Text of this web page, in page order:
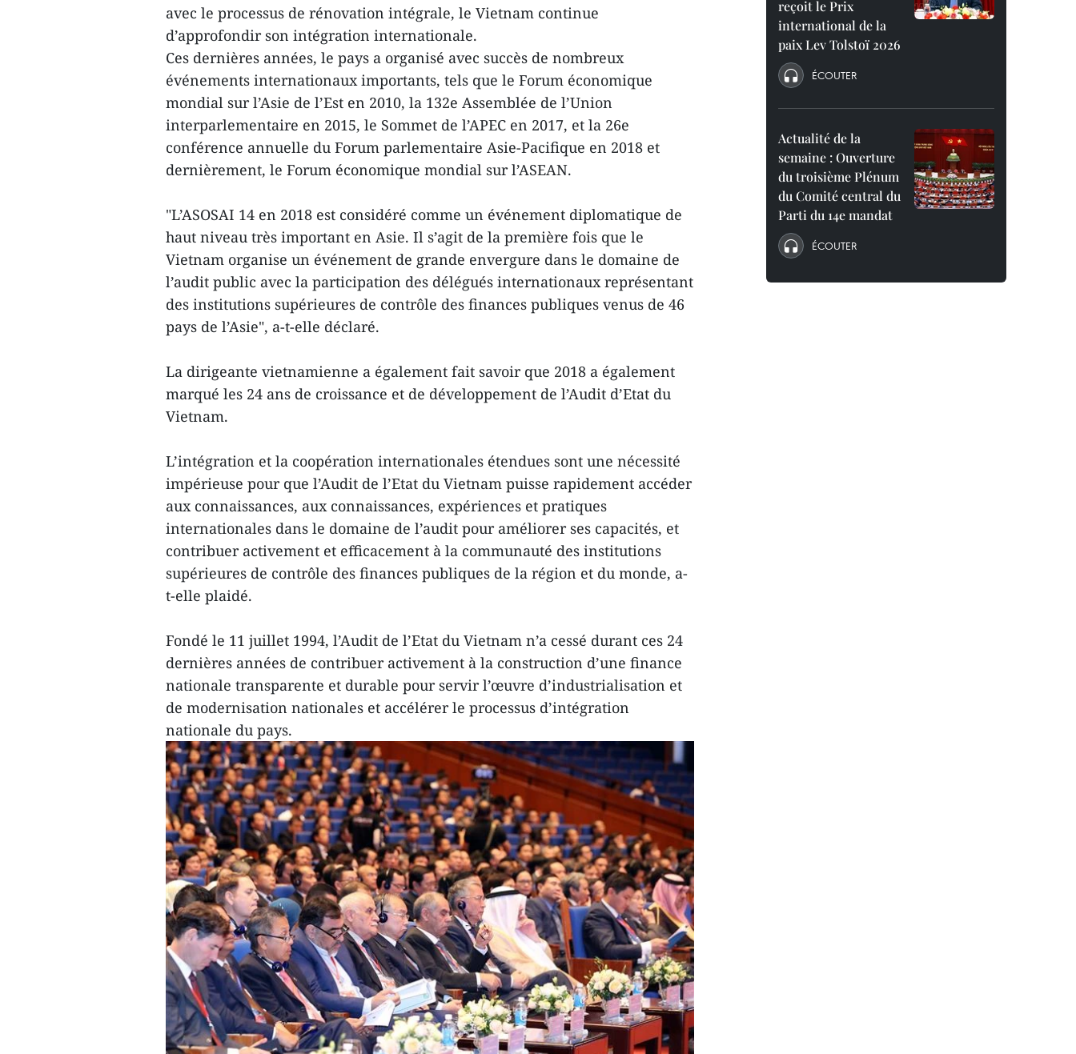
avec le processus de rénovation intégrale, le Vietnam continue
d’approfondir son intégration internationale.
Ces dernières années, le pays a organisé avec succès de nombreux
événements internationaux importants, tels que le Forum économique
mondial sur l’Asie de l’Est en 2010, la 132e Assemblée de l’Union
interparlementaire en 2015, le Sommet de l’APEC en 2017, et la 26e
conférence annuelle du Forum parlementaire Asie-Pacifique en 2018 et
dernièrement, le Forum économique mondial sur l’ASEAN.
"L’ASOSAI 14 en 2018 est considéré comme un événement diplomatique de
haut niveau très important en Asie. Il s’agit de la première fois que le
Vietnam organise un événement de grande envergure dans le domaine de
l’audit public avec la participation des délégués internationaux représentant
des institutions supérieures de contrôle des finances publiques venus de 46
pays de l’Asie", a-t-elle déclaré.
La dirigeante vietnamienne a également fait savoir que 2018 a également
marqué les 24 ans de croissance et de développement de l’Audit d’Etat du
Vietnam.
L’intégration et la coopération internationales étendues sont une nécessité
impérieuse pour que l’Audit de l’Etat du Vietnam puisse rapidement accéder
aux connaissances, aux connaissances, expériences et pratiques
internationales dans le domaine de l’audit pour améliorer ses capacités, et
contribuer activement et efficacement à la communauté des institutions
supérieures de contrôle des finances publiques de la région et du monde, a-
t-elle plaidé.
Fondé le 11 juillet 1994, l’Audit de l’Etat du Vietnam n’a cessé durant ces 24
dernières années de contribuer activement à la construction d’une finance
nationale transparente et durable pour servir l’œuvre d’industrialisation et
de modernisation nationales et accélérer le processus d’intégration
nationale du pays.
reçoit le Prix
international de la
paix Lev Tolstoï 2026
ÉCOUTER
Actualité de la
semaine : Ouverture
du troisième Plénum
du Comité central du
Parti du 14e mandat
ÉCOUTER